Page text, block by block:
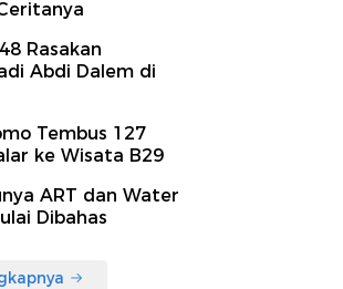
Rasakan
Abdi Dalem di
Tembus 127
ke Wisata B29
ART dan Water
Dibahas